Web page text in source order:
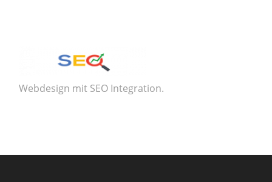
Webdesign mit SEO Integration.